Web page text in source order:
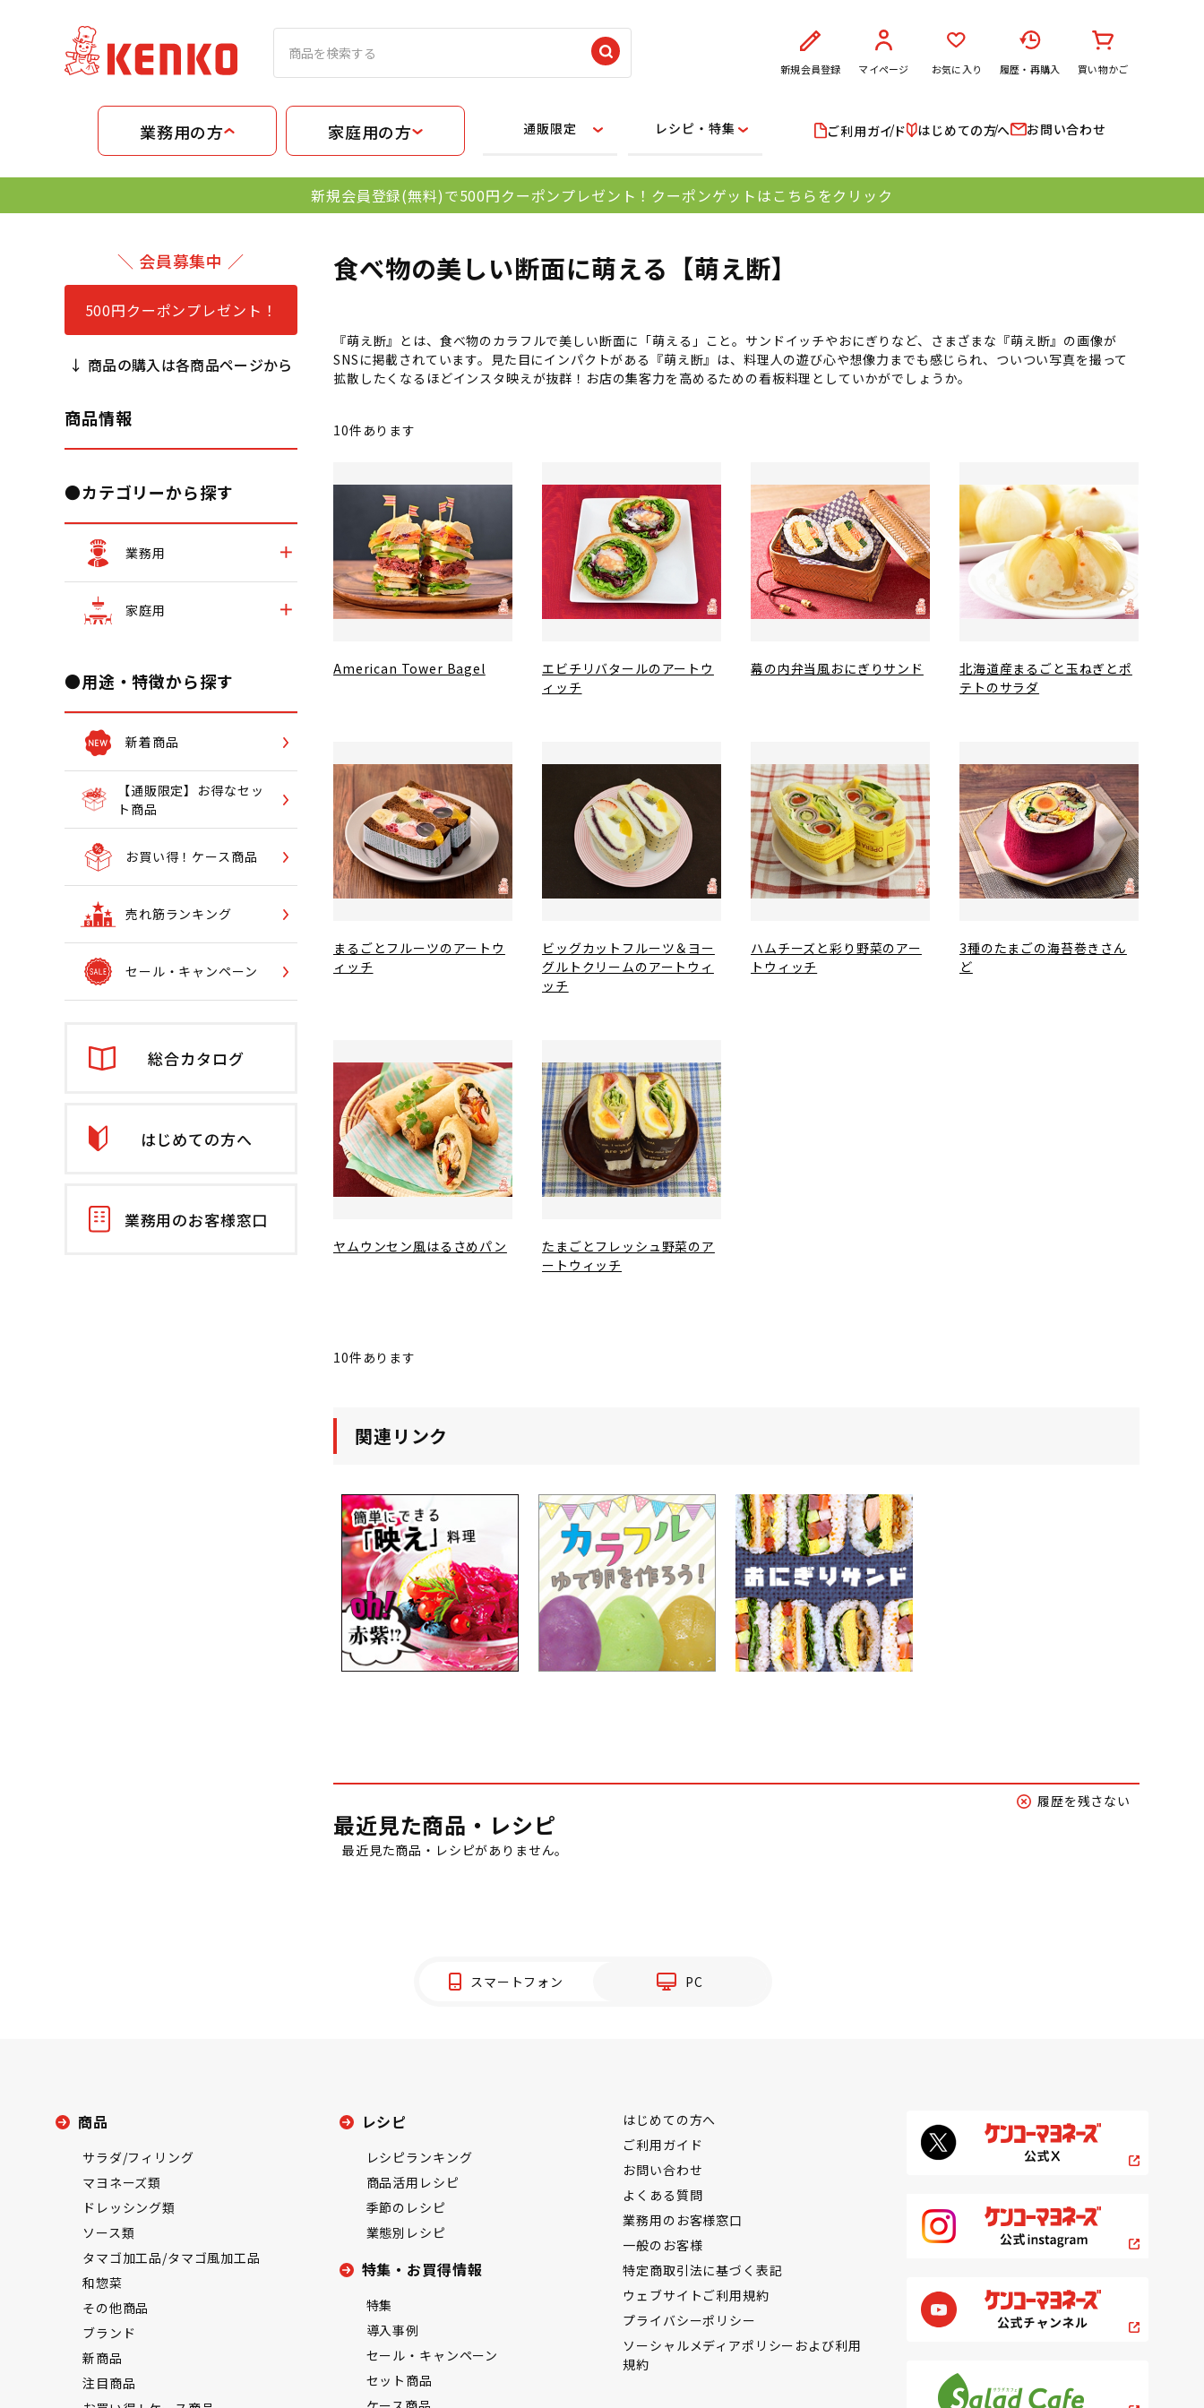
新規会員登録 マイページ お気に入り 履歴・再購入 買い物かご
業務用の方 家庭用の方 通販限定 レシピ・特集 ご利用ガイド はじめての方へ お問い合わせ
新規会員登録(無料)で500円クーポンプレゼント！クーポンゲットはこちらをクリック
＼ 会員募集中 ／
500円クーポンプレゼント！
↓ 商品の購入は各商品ページから
商品情報
●カテゴリーから探す
業務用
家庭用
●用途・特徴から探す
新着商品
【通販限定】お得なセッ
ト商品
お買い得！ケース商品
売れ筋ランキング
セール・キャンペーン
総合カタログ
はじめての方へ
業務用のお客様窓口
食べ物の美しい断面に萌える【萌え断】
『萌え断』とは、食べ物のカラフルで美しい断面に「萌える」こと。サンドイッチやおにぎりなど、さまざまな『萌え断』の画像が
SNSに掲載されています。見た目にインパクトがある『萌え断』は、料理人の遊び心や想像力までも感じられ、ついつい写真を撮って
拡散したくなるほどインスタ映えが抜群！お店の集客力を高めるための看板料理としていかがでしょうか。
10件あります
American Tower Bagel
エビチリバタールのアートウ
ィッチ
幕の内弁当風おにぎりサンド
北海道産まるごと玉ねぎとポ
テトのサラダ
まるごとフルーツのアートウ
ィッチ
ビッグカットフルーツ＆ヨー
グルトクリームのアートウィ
ッチ
ハムチーズと彩り野菜のアー
トウィッチ
3種のたまごの海苔巻きさん
ど
ヤムウンセン風はるさめパン
たまごとフレッシュ野菜のア
ートウィッチ
10件あります
関連リンク
最近見た商品・レシピ
最近見た商品・レシピがありません。
履歴を残さない
スマートフォン PC
商品
サラダ/フィリング
マヨネーズ類
ドレッシング類
ソース類
タマゴ加工品/タマゴ風加工品
和惣菜
その他商品
ブランド
新商品
注目商品
レシピ
レシピランキング
商品活用レシピ
季節のレシピ
業態別レシピ
特集・お買得情報
特集
導入事例
セール・キャンペーン
セット商品
はじめての方へ
ご利用ガイド
お問い合わせ
よくある質問
業務用のお客様窓口
一般のお客様
特定商取引法に基づく表記
ウェブサイトご利用規約
プライバシーポリシー
ソーシャルメディアポリシーおよび利用
規約